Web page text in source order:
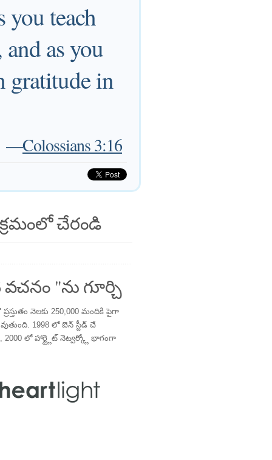
teach
as you
gratitude in
—Colossians 3:16
చేరండి
"ను గూర్చి
నెలకు 250,000 మందికి పైగా
1998 లో బెన్ స్టీడ్ చే
2000 లో హార్ట్లైట్ నెట్వర్క్లో భాగంగా